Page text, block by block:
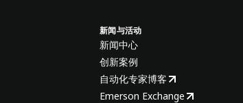
新闻与活动
新闻中心
创新案例
自动化专家博客
Emerson Exchange